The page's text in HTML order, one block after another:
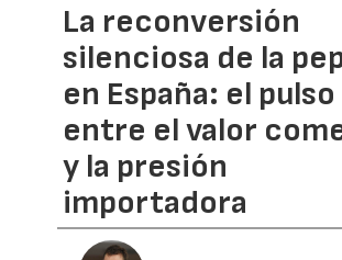
La reconversión
silenciosa de la
en España: el pulso
entre el valor
y la presión
importadora